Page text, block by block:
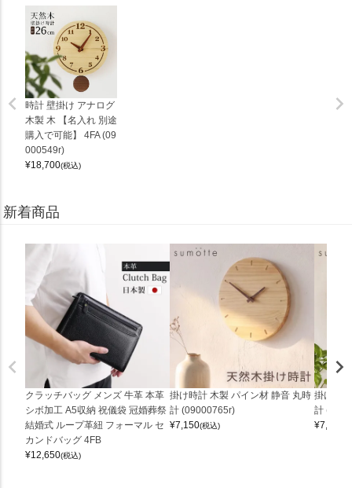
時計 壁掛け アナログ
木製 木 【名入れ 別途
購入で可能】 4FA (09
000549r)
¥18,700(税込)
新着商品
クラッチバッグ メンズ 牛革 本革
シボ加工 A5収納 祝儀袋 冠婚葬祭
結婚式 ループ革紐 フォーマル セ
カンドバッグ 4FB
¥12,650(税込)
掛け時計 木製 パイン材 静音 丸時
計 (09000765r)
¥7,150(税込)
掛け時
計
¥7,150